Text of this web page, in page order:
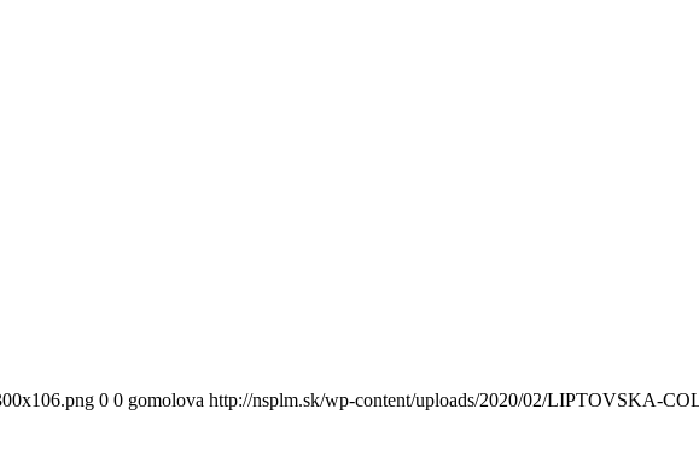
0 0 gomolova http://nsplm.sk/wp-content/uploads/2020/02/LIPTOVSKA-